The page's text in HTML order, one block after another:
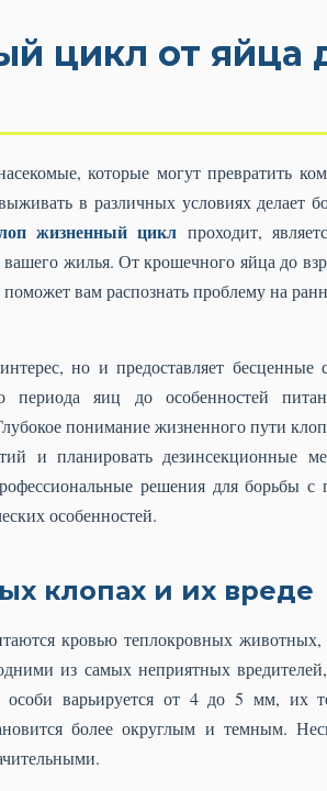
цикл от яйца
которые могут превратить
в различных условиях делает
жизненный цикл проходит,
жилья. От крошечного яйца до
вам распознать проблему на
но и предоставляет бесценные
периода яиц до особенностей
понимание жизненного пути
и планировать дезинсекционные
решения для борьбы с
особенностей.
клопах и их вреде
кровью теплокровных животных,
из самых неприятных
варьируется от 4 до 5 мм, их
более округлым и темным.